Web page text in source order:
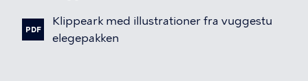
Fil
PDF
Klippeark med illustrationer fra vuggestu
elegepakken